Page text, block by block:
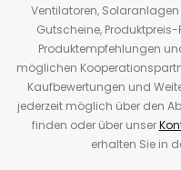
Ventilatoren,
Gutscheine,
Produktempfehlungen
möglichen
Kaufbewertungen und
jederzeit möglich über den
finden oder über unser
erhalten Sie in